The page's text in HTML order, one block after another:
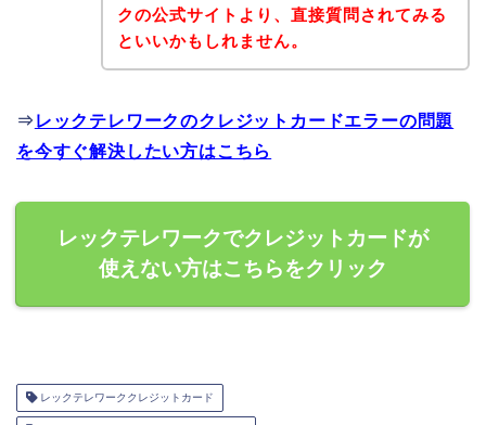
クの公式サイトより、直接質問されてみる
といいかもしれません。
⇒ レックテレワークのクレジットカードエラーの問題
を今すぐ解決したい方はこちら
レックテレワークでクレジットカードが
使えない方はこちらをクリック
レックテレワーククレジットカード